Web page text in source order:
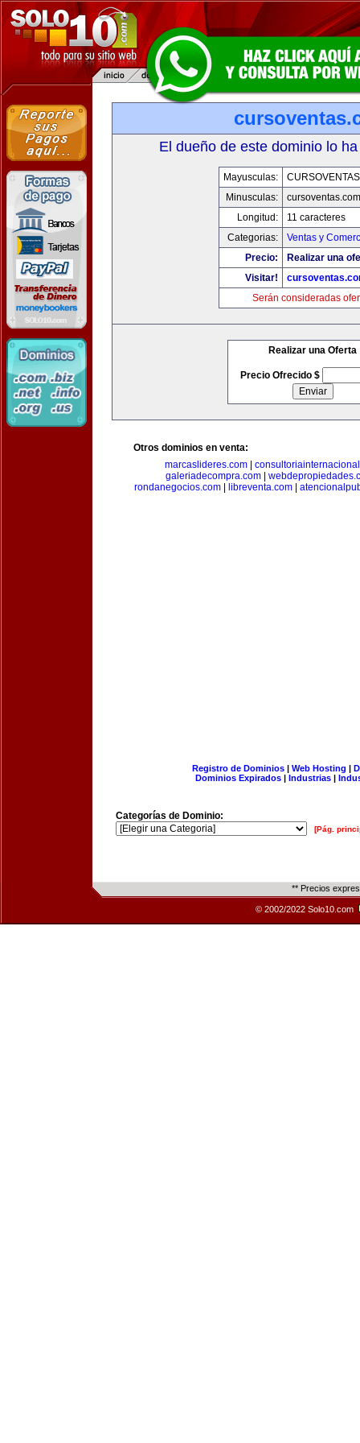
El dueño de este dominio lo
Mayusculas:
Minusculas:
cursoventas.com
Longitud:
11 caracteres
Categorias:
Ventas y
Precio:
Realizar una
Visitar!
Serán consideradas
Realizar una Oferta
Precio Ofrecido $
Otros dominios en venta:
marcaslideres.com
galeriadecompra.com|
rondanegocios.com
libreventa.com
Registro de Dominios| Web Hosting |
Dominios Expirados | Industrias |
Categorías de Dominio:
[Pág.
** Precios
© 2002/2022 Solo10.com